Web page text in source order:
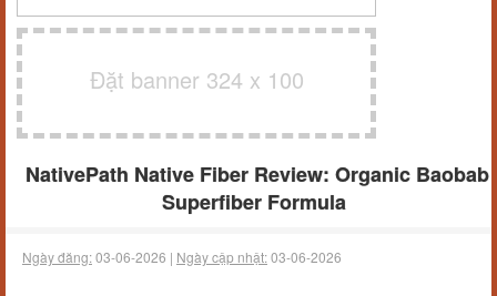
Đặt banner 324 x 100
NativePath Native Fiber Review: Organic Baobab
Superfiber Formula
Ngày đăng:03-06-2026 | Ngày cập nhật:03-06-2026